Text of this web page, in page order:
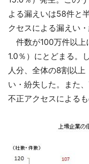
よる漏えいは58件と
クセスによる漏えい
件数が100万件以上
1.0％）にとどまる。
人分、全体の8割以上
い・紛失した。また
不正アクセスによるも